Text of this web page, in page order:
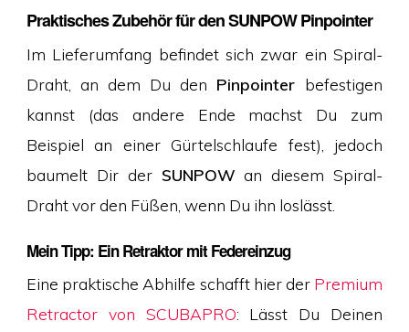
Praktisches Zubehör für den SUNPOW Pinpointer
Im Lieferumfang befindet sich zwar ein Spiral-
Draht, an dem Du den Pinpointer befestigen
kannst (das andere Ende machst Du zum
Beispiel an einer Gürtelschlaufe fest), jedoch
baumelt Dir der SUNPOW an diesem Spiral-
Draht vor den Füßen, wenn Du ihn loslässt.
Mein Tipp: Ein Retraktor mit Federeinzug
Eine praktische Abhilfe schafft hier der Premium
Retractor von SCUBAPRO: Lässt Du Deinen